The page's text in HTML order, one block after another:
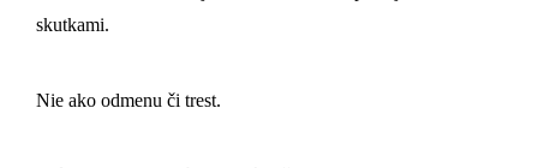
skutkami.
Nie ako odmenu či trest.